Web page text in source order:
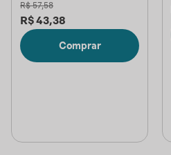
R$ 57,58
R$43,38
Comprar